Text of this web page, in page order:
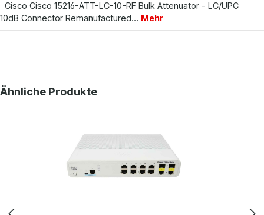
Cisco Cisco 15216-ATT-LC-10-RF Bulk Attenuator - LC/UPC
10dB Connector Remanufactured… Mehr
Produktgalerie überspringen
Ähnliche Produkte